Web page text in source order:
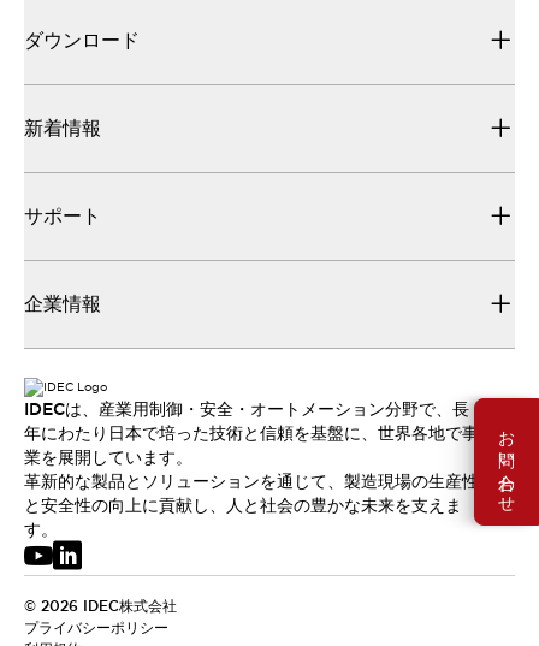
お問い合わせ
ダウンロード
新着情報
サポート
企業情報
IDECは、産業用制御・安全・オートメーション分野で、長
年にわたり日本で培った技術と信頼を基盤に、世界各地で事
業を展開しています。
革新的な製品とソリューションを通じて、製造現場の生産性
と安全性の向上に貢献し、人と社会の豊かな未来を支えま
す。
© 2026 IDEC株式会社
プライバシーポリシー